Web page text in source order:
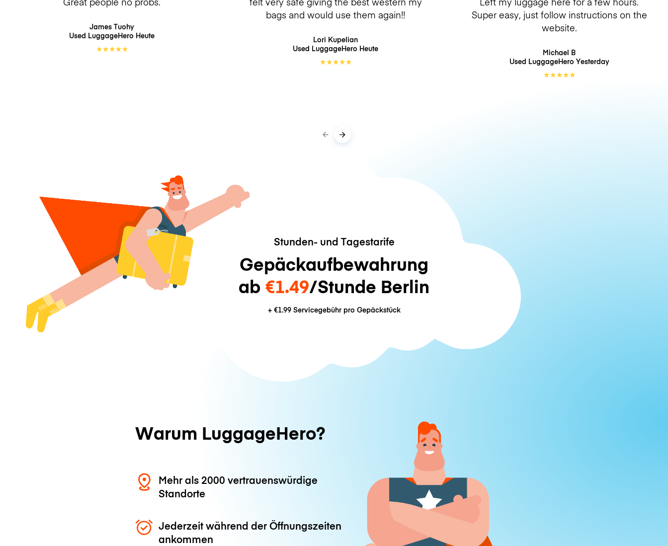
James Tuohy
Used LuggageHero Heute
★★★★★
bags and would use them again!!
Lori Kupelian
Used LuggageHero Heute
★★★★★
Super easy, just follow instructions on the
website.
Michael B
Used LuggageHero Yesterday
★★★★★
Stunden- und Tagestarife
Gepäckaufbewahrung
ab €1.49/Stunde Berlin
+ €1.99Servicegebühr pro Gepäckstück
Warum LuggageHero?
Mehr als 2000 vertrauenswürdige
Standorte
Jederzeit während der Öffnungszeiten
ankommen